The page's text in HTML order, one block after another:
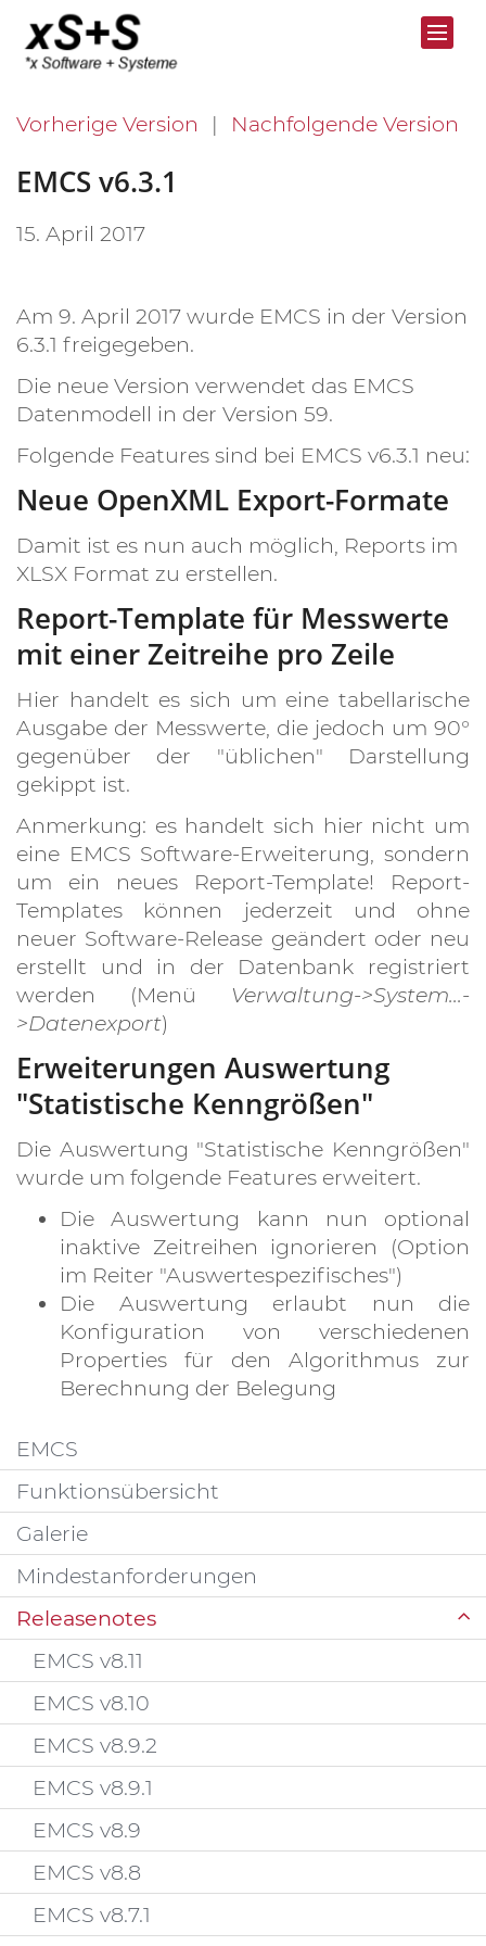
Vorherige Version Nachfolgende Version
EMCS v6.3.1
15. April 2017
Am 9. April 2017 wurde EMCS in der Version
6.3.1 freigegeben.
Die neue Version verwendet das EMCS
Datenmodell in der Version 59.
Folgende Features sind bei EMCS v6.3.1 neu:
Neue OpenXML Export-Formate
Damit ist es nun auch möglich, Reports im
XLSX Format zu erstellen.
Report-Template für Messwerte
mit einer Zeitreihe pro Zeile
Hier handelt es sich um eine tabellarische
Ausgabe der Messwerte, die jedoch um 90°
gegenüber der "üblichen" Darstellung
gekippt ist.
Anmerkung: es handelt sich hier nicht um
eine EMCS Software-Erweiterung, sondern
um ein neues Report-Template! Report-
Templates können jederzeit und ohne
neuer Software-Release geändert oder neu
erstellt und in der Datenbank registriert
werden (Menü Verwaltung->System...-
>Datenexport)
Erweiterungen Auswertung
"Statistische Kenngrößen"
Die Auswertung "Statistische Kenngrößen"
wurde um folgende Features erweitert.
Die Auswertung kann nun optional
inaktive Zeitreihen ignorieren (Option
im Reiter "Auswertespezifisches")
Die Auswertung erlaubt nun die
Konfiguration von verschiedenen
Properties für den Algorithmus zur
Berechnung der Belegung
EMCS
Funktionsübersicht
Galerie
Mindestanforderungen
Releasenotes
EMCS v8.11
EMCS v8.10
EMCS v8.9.2
EMCS v8.9.1
EMCS v8.9
EMCS v8.8
EMCS v8.7.1